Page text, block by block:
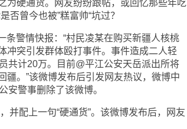
为硬通货。网友纷纷跟帖，或回忆那些年吃
否曾今也被”糕富帅“坑过？
警情快报：“村民凌某在购买新疆人核桃
冲突引发群体殴打事件。事件造成二人轻
共计20万。目前@平江公安天岳派出所将
。”该微博发布后引发网友热议，微博中
安警事删除了该微博。
配上一句“硬通货”。该微博发布后，网友